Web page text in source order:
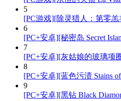
5
[PC游戏][除灵猎人：第零羔
6
[PC+安卓][秘密岛 Secret
7
[PC+安卓][灰姑娘的玻璃项
8
[PC+安卓][蓝色污渍 Stains
9
[PC+安卓][黑钻 Black